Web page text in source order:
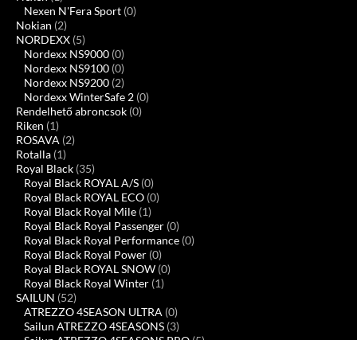
Nexen N'Fera Sport (0)
Nokian (2)
NORDEXX (5)
Nordexx NS9000 (0)
Nordexx NS9100 (0)
Nordexx NS9200 (2)
Nordexx WinterSafe 2 (0)
Rendelhető abroncsok (0)
Riken (1)
ROSAVA (2)
Rotalla (1)
Royal Black (35)
Royal Black ROYAL A/S (0)
Royal Black ROYAL ECO (0)
Royal Black Royal Mile (1)
Royal Black Royal Passenger (0)
Royal Black Royal Performance (0)
Royal Black Royal Power (0)
Royal Black ROYAL SNOW (0)
Royal Black Royal Winter (1)
SAILUN (52)
ATREZZO 4SEASON ULTRA (0)
Sailun ATREZZO 4SEASONS (3)